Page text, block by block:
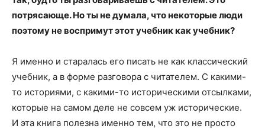
потрясающе. Но ты не думала, что некоторые люди
поэтому не воспримут этот учебник как учебник?
Я именно и старалась его писать не как классический
учебник, а в форме разговора с читателем. С какими-
то историями, с какими-то историческими отсылками,
которые на самом деле не совсем уж исторические.
И эта книга полезна именно тем, что это не просто